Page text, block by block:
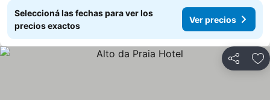
Seleccioná las fechas para ver los
precios exactos
Ver precios
Compartir